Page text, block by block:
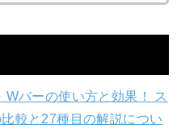
Wバーの使い方と効果！ ス
較と27種目の解説につい